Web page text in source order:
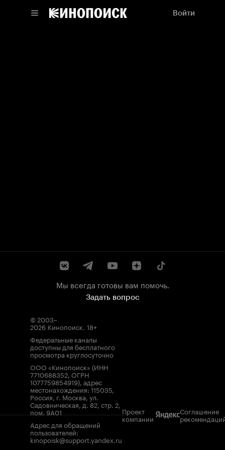
Войти
Мы всегда готовы вам помочь.
Задать вопрос
© 2003–
2026 Кинопоиск. 18+
Федеральные каналы
доступны для бесплатного
просмотра круглосуточно
ООО «Кинопоиск» (ИНН
7710688352, ОГРН
1077759854919), адрес
местонахождения: 115035,
Россия, г. Москва, ул.
Садовническая, д. 82, стр. 2,
пом. 9А01
Адрес для обращений
пользователей:
kinopoisk@support.yandex.ru
Проект
компании
Соглашение